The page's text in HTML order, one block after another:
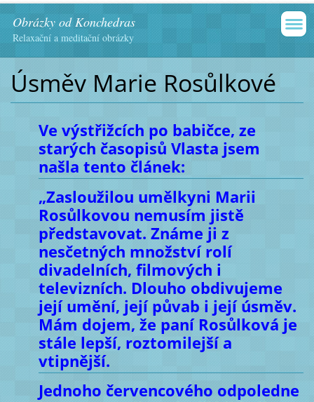
Obrázky od Konchedras
Relaxační a meditační obrázky
Úsměv Marie Rosůlkové
Ve výstřižcích po babičce, ze
starých časopisů Vlasta jsem
našla tento článek:
„Zasloužilou umělkyni Marii
Rosůlkovou nemusím jistě
představovat. Známe ji z
nesčetných množství rolí
divadelních, filmových i
televizních. Dlouho obdivujeme
její umění, její půvab i její úsměv.
Mám dojem, že paní Rosůlková je
stále lepší, roztomilejší a
vtipnější.
Jednoho červencového odpoledne